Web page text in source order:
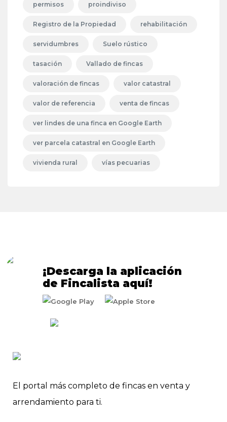
permisos proindiviso
Registro de la Propiedad rehabilitación
servidumbres Suelo rústico
tasación Vallado de fincas
valoración de fincas valor catastral
valor de referencia venta de fincas
ver lindes de una finca en Google Earth
ver parcela catastral en Google Earth
vivienda rural vías pecuarias
El portal más completo de fincas en venta y
arrendamiento para ti.
¡Descarga la aplicación
de Fincalista aquí!